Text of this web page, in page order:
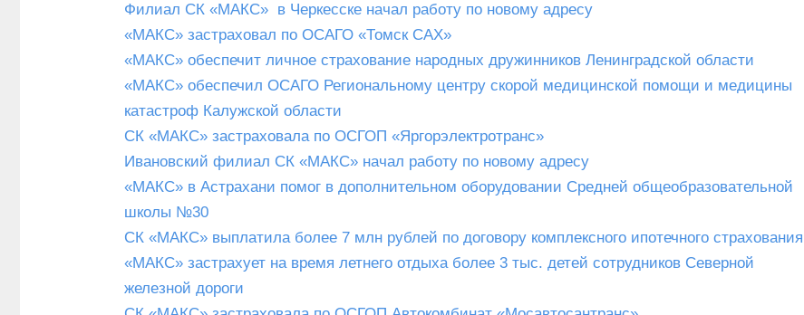
Филиал СК «МАКС» в Черкесске начал работу по новому адресу
«МАКС» застраховал по ОСАГО «Томск САХ»
«МАКС» обеспечит личное страхование народных дружинников Ленинградской области
«МАКС» обеспечил ОСАГО Региональному центру скорой медицинской помощи и медицины
катастроф Калужской области
СК «МАКС» застраховала по ОСГОП «Яргорэлектротранс»
Ивановский филиал СК «МАКС» начал работу по новому адресу
«МАКС» в Астрахани помог в дополнительном оборудовании Средней общеобразовательной
школы №30
СК «МАКС» выплатила более 7 млн рублей по договору комплексного ипотечного страхования
«МАКС» застрахует на время летнего отдыха более 3 тыс. детей сотрудников Северной
железной дороги